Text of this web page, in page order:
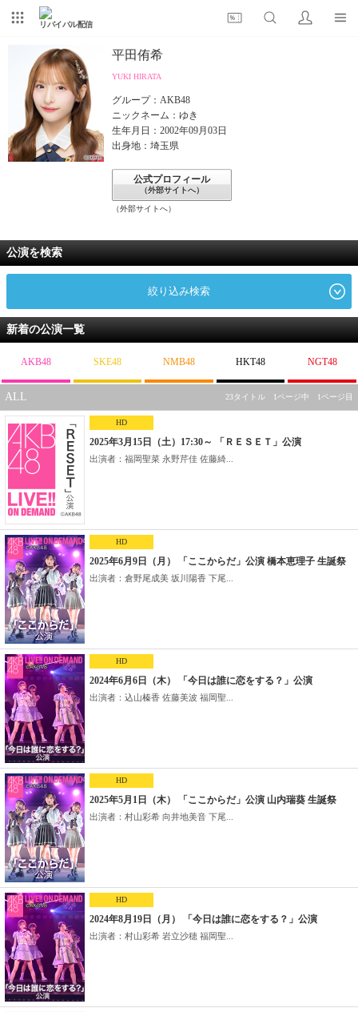
リバイバル配信
平田侑希
YUKI HIRATA
グループ：AKB48
ニックネーム：ゆき
生年月日：2002年09月03日
出身地：埼玉県
公式プロフィール
（外部サイトへ）
（外部サイトへ）
公演を検索
絞り込み検索
新着の公演一覧
AKB48 SKE48 NMB48 HKT48 NGT48
ALL 23タイトル 1ページ中 1ページ目
HD
2025年3月15日（土）17:30～ 「ＲＥＳＥＴ」公演
出演者：福岡聖菜 永野芹佳 佐藤綺...
HD
2025年6月9日（月） 「ここからだ」公演 橋本恵理子 生誕祭
出演者：倉野尾成美 坂川陽香 下尾...
HD
2024年6月6日（木） 「今日は誰に恋をする？」公演
出演者：込山榛香 佐藤美波 福岡聖...
HD
2025年5月1日（木） 「ここからだ」公演 山内瑞葵 生誕祭
出演者：村山彩希 向井地美音 下尾...
HD
2024年8月19日（月） 「今日は誰に恋をする？」公演
出演者：村山彩希 岩立沙穂 福岡聖...